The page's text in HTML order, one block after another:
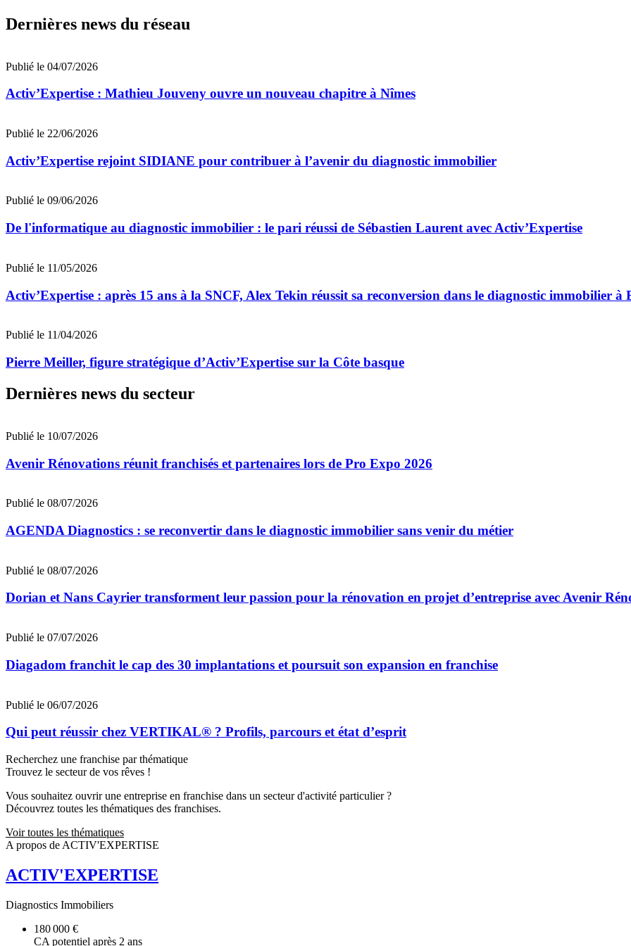
Dernières news du réseau
Publié le 04/07/2026
Activ’Expertise : Mathieu Jouveny ouvre un nouveau chapitre à Nîmes
Publié le 22/06/2026
Activ’Expertise rejoint SIDIANE pour contribuer à l’avenir du diagnostic immobilier
Publié le 09/06/2026
De l'informatique au diagnostic immobilier : le pari réussi de Sébastien Laurent avec Activ’Expertise
Publié le 11/05/2026
Activ’Expertise : après 15 ans à la SNCF, Alex Tekin réussit sa reconversion dans le diagnostic immobilier à
Publié le 11/04/2026
Pierre Meiller, figure stratégique d’Activ’Expertise sur la Côte basque
Dernières news du secteur
Publié le 10/07/2026
Avenir Rénovations réunit franchisés et partenaires lors de Pro Expo 2026
Publié le 08/07/2026
AGENDA Diagnostics : se reconvertir dans le diagnostic immobilier sans venir du métier
Publié le 08/07/2026
Dorian et Nans Cayrier transforment leur passion pour la rénovation en projet d’entreprise avec Avenir
Publié le 07/07/2026
Diagadom franchit le cap des 30 implantations et poursuit son expansion en franchise
Publié le 06/07/2026
Qui peut réussir chez VERTIKAL® ? Profils, parcours et état d’esprit
Recherchez une franchise par thématique
Trouvez le secteur de vos rêves !
Vous souhaitez ouvrir une entreprise en franchise dans un secteur d'activité particulier ?
Découvrez toutes les thématiques des franchises.
Voir toutes les thématiques
A propos de ACTIV'EXPERTISE
ACTIV'EXPERTISE
Diagnostics Immobiliers
180 000 €
CA potentiel après 2 ans